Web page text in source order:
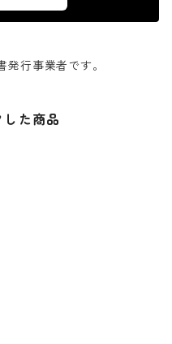
行事業者です。
た商品